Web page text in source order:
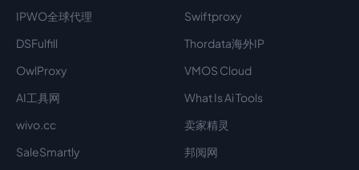
IPWO全球代理
Swiftproxy
DSFulfill
Thordata海外IP
OwlProxy
VMOS Cloud
AI工具网
What Is Ai Tools
wivo.cc
卖家精灵
SaleSmartly
邦阅网